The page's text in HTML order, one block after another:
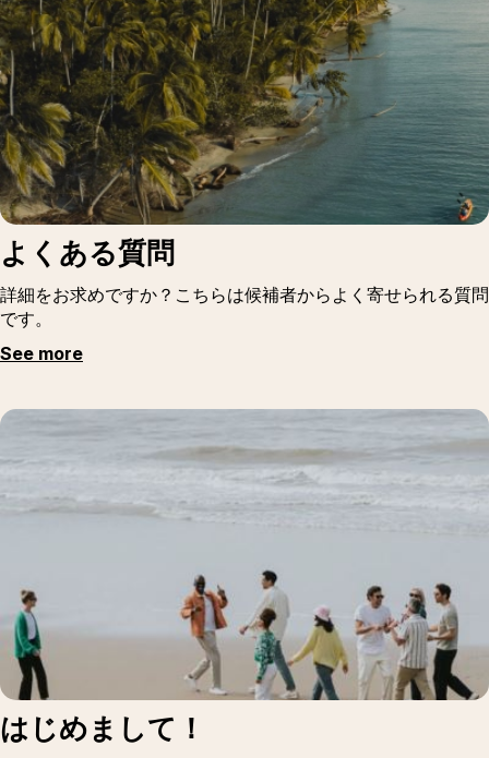
よくある質問
詳細をお求めですか？こちらは候補者からよく寄せられる質問
です。
See more
はじめまして！